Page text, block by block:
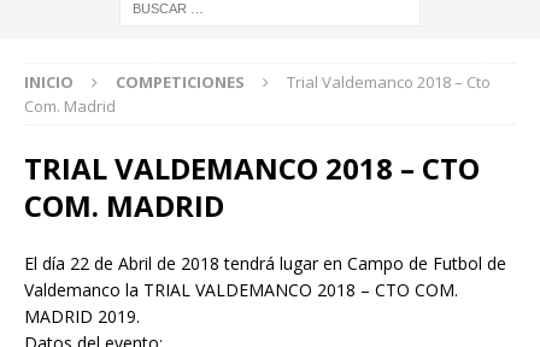
INICIO COMPETICIONES
Trial Valdemanco 2018 – Cto
Com. Madrid
TRIAL VALDEMANCO 2018 – CTO
COM. MADRID
El día 22 de Abril de 2018 tendrá lugar en Campo de Futbol de
Valdemanco la TRIAL VALDEMANCO 2018 – CTO COM.
MADRID 2019.